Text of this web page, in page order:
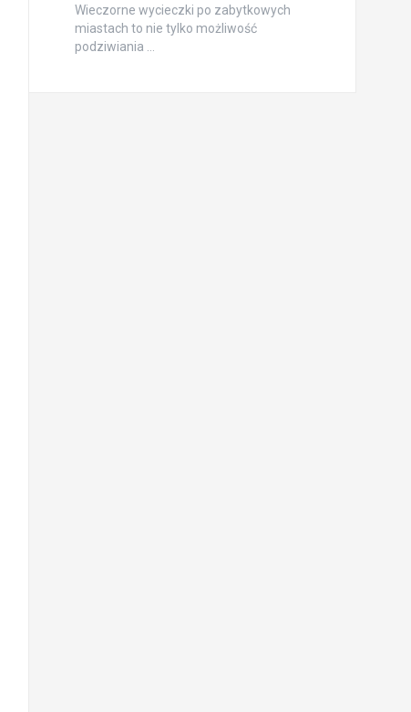
Wieczorne wycieczki po zabytkowych
miastach to nie tylko możliwość
podziwiania …